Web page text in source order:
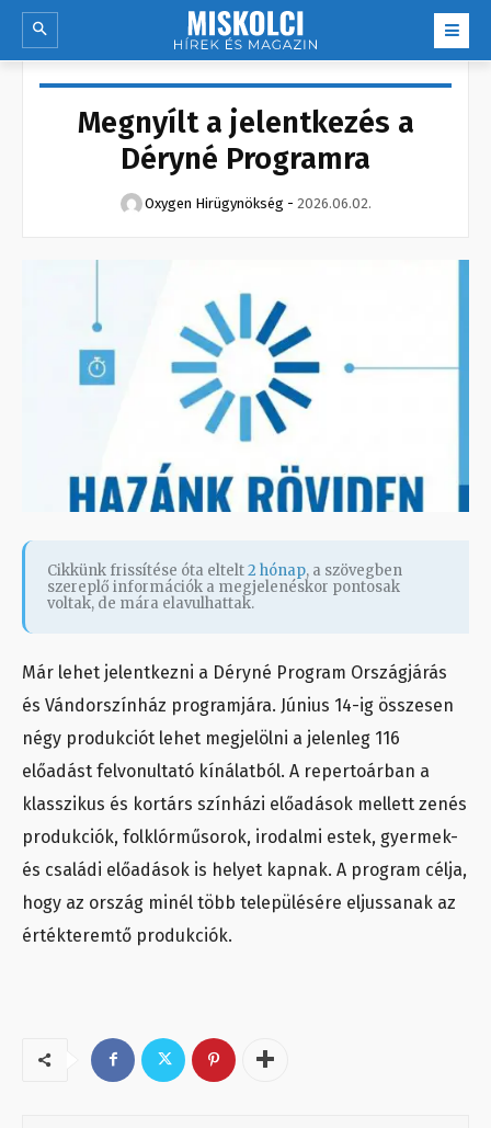
Megnyílt a jelentkezés a
Déryné Programra
Oxygen Hirügynökség - 2026.06.02.
Cikkünk frissítése óta eltelt2 hónap, a szövegben
szereplő információk a megjelenéskor pontosak
voltak, de mára elavulhattak.
Már lehet jelentkezni a Déryné Program Országjárás
és Vándorszínház programjára. Június 14-ig összesen
négy produkciót lehet megjelölni a jelenleg 116
előadást felvonultató kínálatból. A repertoárban a
klasszikus és kortárs színházi előadások mellett zenés
produkciók, folklórműsorok, irodalmi estek, gyermek-
és családi előadások is helyet kapnak. A program célja,
hogy az ország minél több településére eljussanak az
értékteremtő produkciók.